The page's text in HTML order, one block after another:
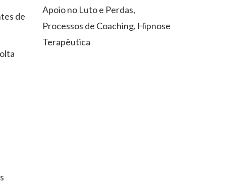
de
Apoio no Luto e Perdas,
Processos de Coaching, Hipnose
Terapêutica